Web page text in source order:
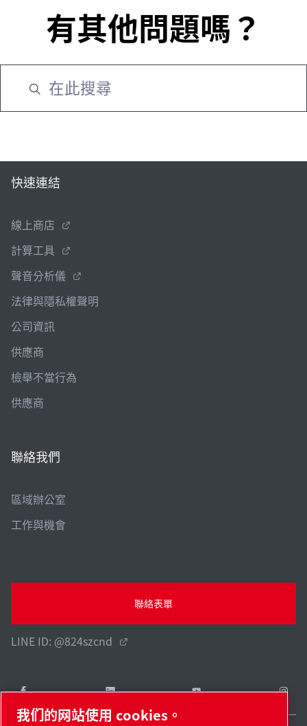
有其他問題嗎？
快速連結
線上商店
計算工具
聲音分析儀
法律與隱私權聲明
公司資訊
供應商
檢舉不當行為
供應商
聯絡我們
區域辦公室
工作與機會
聯絡表單
LINE ID: @824szcnd
我们的网站使用 cookies。